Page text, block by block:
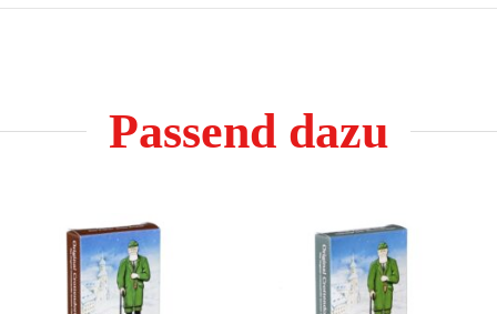
Passend dazu